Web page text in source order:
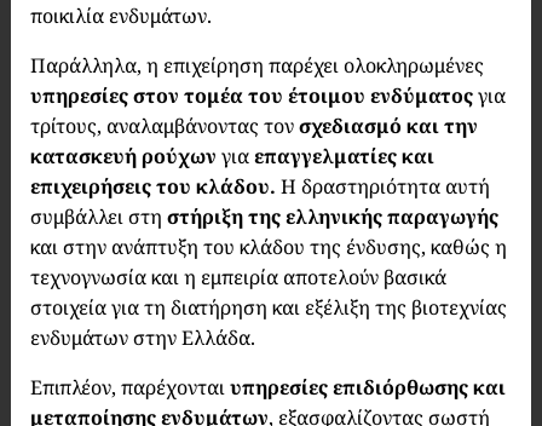
ποικιλία ενδυμάτων.
Παράλληλα, η επιχείρηση παρέχει ολοκληρωμένες
υπηρεσίες στον τομέα του έτοιμου ενδύματοςγια
τρίτους, αναλαμβάνοντας τονσχεδιασμό και την
κατασκευή ρούχων γιαεπαγγελματίες και
επιχειρήσεις του κλάδου. Η δραστηριότητα αυτή
συμβάλλει στη στήριξη της ελληνικής παραγωγής
και στην ανάπτυξη του κλάδου της ένδυσης, καθώς η
τεχνογνωσία και η εμπειρία αποτελούν βασικά
στοιχεία για τη διατήρηση και εξέλιξη της βιοτεχνίας
ενδυμάτων στην Ελλάδα.
Επιπλέον, παρέχονταιυπηρεσίες επιδιόρθωσης και
μεταποίησης ενδυμάτων, εξασφαλίζοντας σωστή